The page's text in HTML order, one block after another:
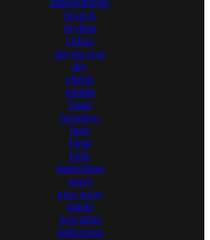
brunch
bryllup
cirkus
det jeg syer
diy
efterår
familie
Fanø
fastelavn
ferie
Fleur
forår
fødselsdag
gaver
give away
glæde
graviditet
halloween